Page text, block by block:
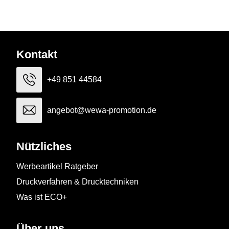
Kontakt
+49 851 44584
angebot@wewa-promotion.de
Nützliches
Werbeartikel Ratgeber
Druckverfahren & Drucktechniken
Was ist ECO+